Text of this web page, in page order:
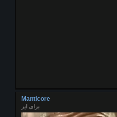
Manticore
برای ایر